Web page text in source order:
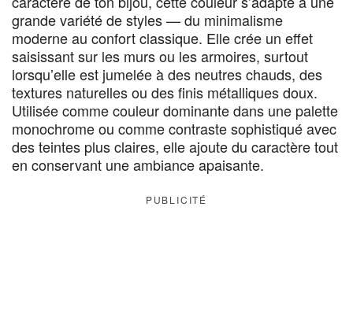
grande variété de styles — du minimalisme
moderne au confort classique. Elle crée un effet
saisissant sur les murs ou les armoires, surtout
lorsqu’elle est jumelée à des neutres chauds, des
textures naturelles ou des finis métalliques doux.
Utilisée comme couleur dominante dans une palette
monochrome ou comme contraste sophistiqué avec
des teintes plus claires, elle ajoute du caractère tout
en conservant une ambiance apaisante.
PUBLICITÉ